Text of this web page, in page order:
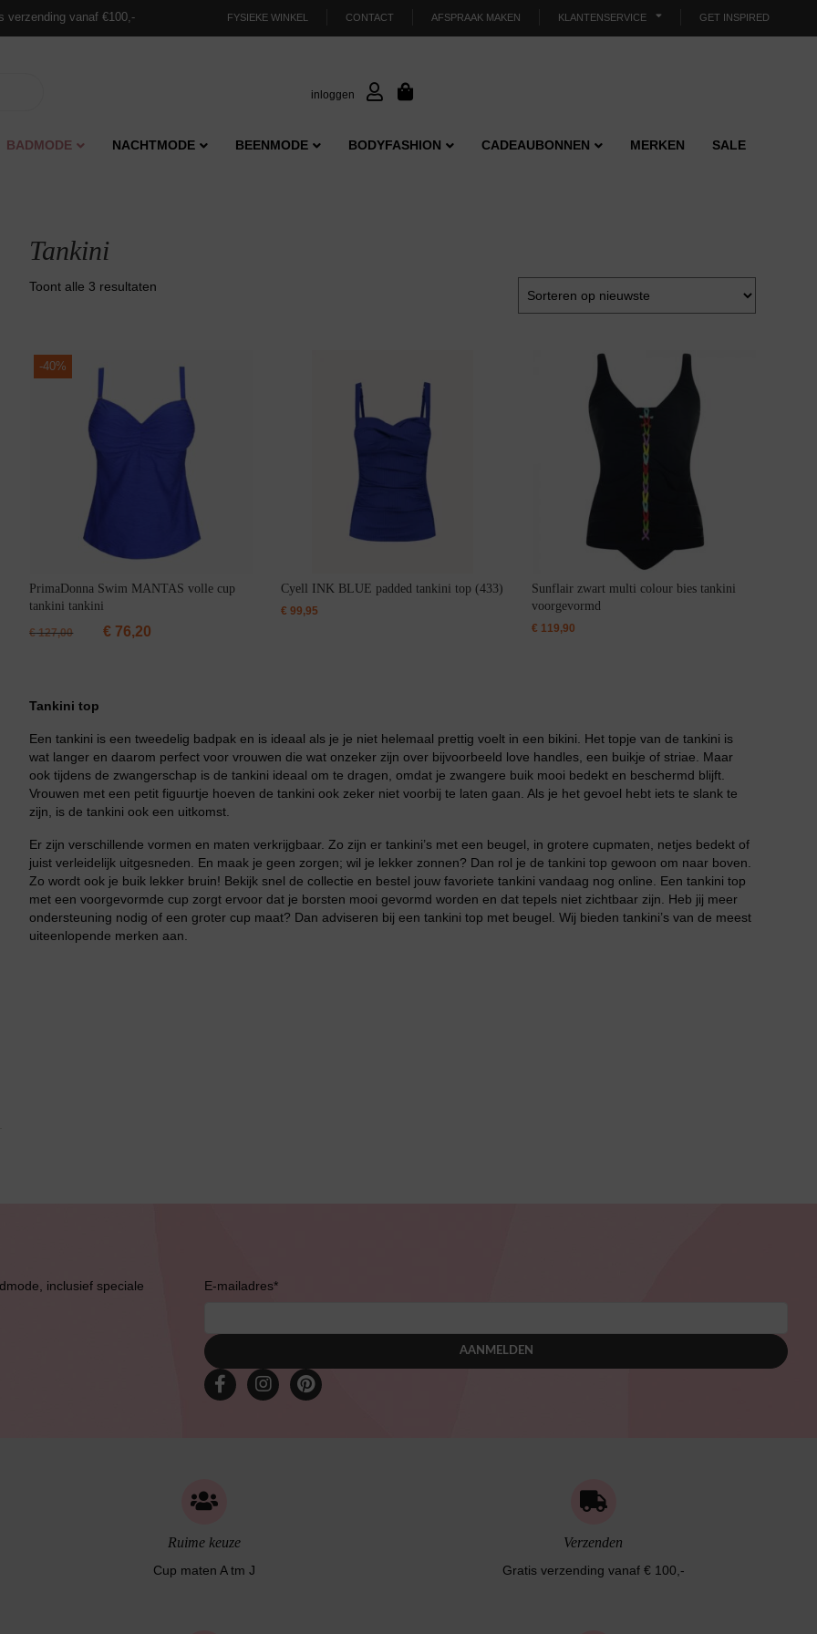
verzending vanaf €100,- FYSIEKE WINKEL CONTACT AFSPRAAK MAKEN KLANTENSERVICE GET INSPIRED
inloggen
BADMODE NACHTMODE BEENMODE BODYFASHION CADEAUBONNEN MERKEN SALE
Tankini
Toont alle 3 resultaten
-40%
PrimaDonna Swim MANTAS volle cup
tankini tankini
€127,00 € 76,20
Cyell INK BLUE padded tankini top (433)
€ 99,95
Sunflair zwart multi colour bies tankini
voorgevormd
€ 119,90
Tankini top
Een tankini is een tweedelig badpak en is ideaal als je je niet helemaal prettig voelt in een bikini. Het topje van de tankini is
wat langer en daarom perfect voor vrouwen die wat onzeker zijn over bijvoorbeeld love handles, een buikje of striae. Maar
ook tijdens de zwangerschap is de tankini ideaal om te dragen, omdat je zwangere buik mooi bedekt en beschermd blijft.
Vrouwen met een petit figuurtje hoeven de tankini ook zeker niet voorbij te laten gaan. Als je het gevoel hebt iets te slank te
zijn, is de tankini ook een uitkomst.
Er zijn verschillende vormen en maten verkrijgbaar. Zo zijn er tankini’s met een beugel, in grotere cupmaten, netjes bedekt of
juist verleidelijk uitgesneden. En maak je geen zorgen; wil je lekker zonnen? Dan rol je de tankini top gewoon om naar boven.
Zo wordt ook je buik lekker bruin! Bekijk snel de collectie en bestel jouw favoriete tankini vandaag nog online. Een tankini top
met een voorgevormde cup zorgt ervoor dat je borsten mooi gevormd worden en dat tepels niet zichtbaar zijn. Heb jij meer
ondersteuning nodig of een groter cup maat? Dan adviseren bij een tankini top met beugel. Wij bieden tankini’s van de meest
uiteenlopende merken aan.
inclusief speciale
E-mailadres*
AANMELDEN
Ruime keuze
Cup maten A tm J
Verzenden
Gratis verzending vanaf € 100,-
String
Short
Bestsellers
& Slips
Badpak Voorgevormd
Badjassen
Onderrok
> €100
Onder De €50
Onder De €25